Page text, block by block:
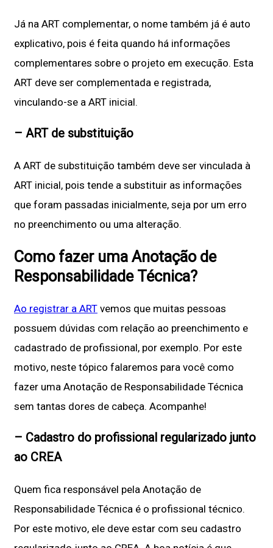
Já na ART complementar, o nome também já é auto
explicativo, pois é feita quando há informações
complementares sobre o projeto em execução. Esta
ART deve ser complementada e registrada,
vinculando-se a ART inicial.
– ART de substituição
A ART de substituição também deve ser vinculada à
ART inicial, pois tende a substituir as informações
que foram passadas inicialmente, seja por um erro
no preenchimento ou uma alteração.
Como fazer uma Anotação de
Responsabilidade Técnica?
Ao registrar a ART vemos que muitas pessoas
possuem dúvidas com relação ao preenchimento e
cadastrado de profissional, por exemplo. Por este
motivo, neste tópico falaremos para você como
fazer uma Anotação de Responsabilidade Técnica
sem tantas dores de cabeça. Acompanhe!
– Cadastro do profissional regularizado junto
ao CREA
Quem fica responsável pela Anotação de
Responsabilidade Técnica é o profissional técnico.
Por este motivo, ele deve estar com seu cadastro